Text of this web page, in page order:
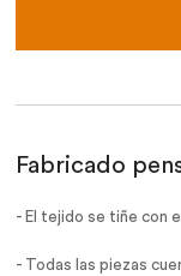
Fabricado
- El tejido se tiñe con
- Todas las piezas